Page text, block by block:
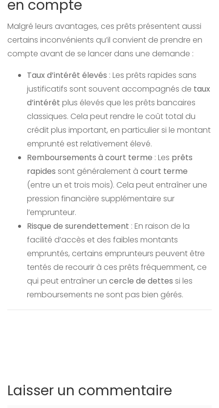
en compte
Malgré leurs avantages, ces prêts présentent aussi
certains inconvénients qu’il convient de prendre en
compte avant de se lancer dans une demande :
Taux d’intérêt élevés : Les prêts rapides sans
justificatifs sont souvent accompagnés de taux
d’intérêt plus élevés que les prêts bancaires
classiques. Cela peut rendre le coût total du
crédit plus important, en particulier si le montant
emprunté est relativement élevé.
Remboursements à court terme : Les prêts
rapides sont généralement à court terme
(entre un et trois mois). Cela peut entraîner une
pression financière supplémentaire sur
l’emprunteur.
Risque de surendettement : En raison de la
facilité d’accès et des faibles montants
empruntés, certains emprunteurs peuvent être
tentés de recourir à ces prêts fréquemment, ce
qui peut entraîner un cercle de dettes si les
remboursements ne sont pas bien gérés.
Laisser un commentaire